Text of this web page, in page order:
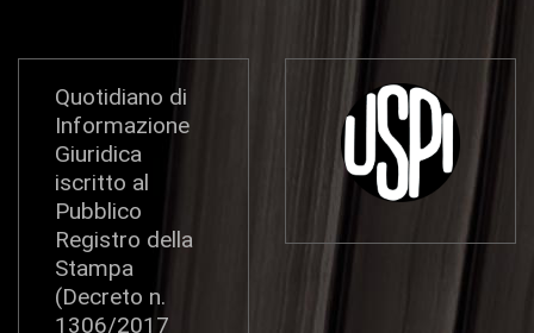
Quotidiano di
Informazione
Giuridica
iscritto al
Pubblico
Registro della
Stampa
(Decreto n.
1306/2017